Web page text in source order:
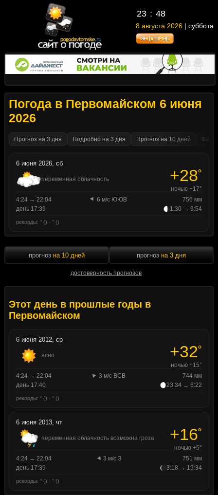
23 : 48
8 августа 2026 | суббота
Погода в Первомайском 6 июня
2026
Прогноз на 3 дня Подробно на 3 дня Прогноз на 10 дней
6 июня 2026, сб
переменная облачность +28°
ночью +17°
4:24 → 22:04
6 м/с ЮЮВ
756 мм
день 17:39
1:30 → 9:54
рекорды: ° () · ° ()
прогноз на 10 дней
достоверность прогнозов
прогноз на 3 дня
Этот день в прошлые годы в
Первомайском
6 июня 2012, ср
ясно +32°
ночью +15°
4:24 → 22:04
3 м/с ВСВ
744 мм
день 17:40
23:34 → 6:22
рекорды: ° () · ° ()
6 июня 2013, чт
переменная облачность возможна гроза +16°
ночью +5°
4:24 → 22:04
3 м/с З
751 мм
день 17:39
3:18 → 19:34
рекорды: ° () · ° ()